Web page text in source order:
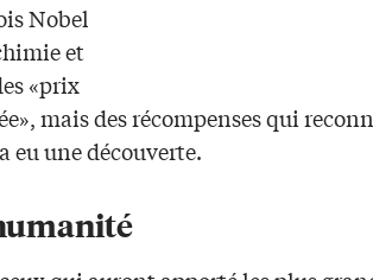
Nobel
et
«prix
mais des récompenses qui
eu une découverte.